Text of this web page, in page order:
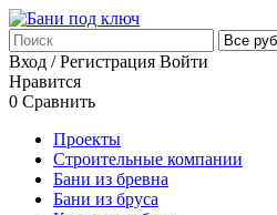
Вход / Регистрация Войти
Нравится
0 Сравнить
Проекты
Строительные компании
Бани из бревна
Бани из бруса